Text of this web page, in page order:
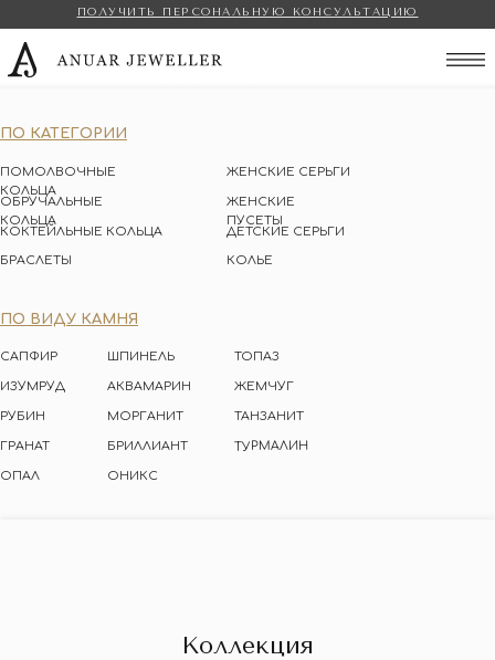
ПОЛУЧИТЬ ПЕРСОНАЛЬНУЮ КОНСУЛЬТАЦИЮ
ПО КАТЕГОРИИ
ПОМОЛВОЧНЫЕ
КОЛЬЦА
ОБРУЧАЛЬНЫЕ
КОЛЬЦА
ЖЕНСКИЕ СЕРЬГИ
КОКТЕЙЛЬНЫЕ КОЛЬЦА
ЖЕНСКИЕ
ПУСЕТЫ
ДЕТСКИЕ СЕРЬГИ
БРАСЛЕТЫ
КОЛЬЕ
ПО ВИДУ КАМНЯ
САПФИР
ИЗУМРУД
ШПИНЕЛЬ
РУБИН
АКВАМАРИН
МОРГАНИТ
ГРАНАТ БРИЛЛИАНТ
ТОПАЗ
ЖЕМЧУГ
ТУРМАЛИН
ТАНЗАНИТ
ОНИКС
ОПАЛ
Коллекция